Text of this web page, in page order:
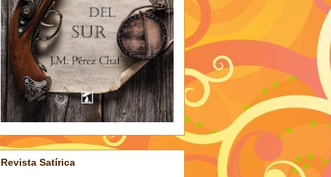
Revista Satírica